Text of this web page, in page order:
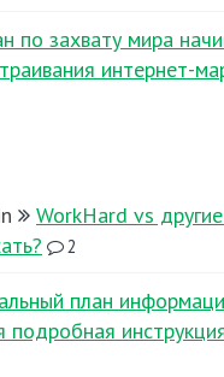
по захвату мира
интернет-
WorkHard vs
2
план
подробная